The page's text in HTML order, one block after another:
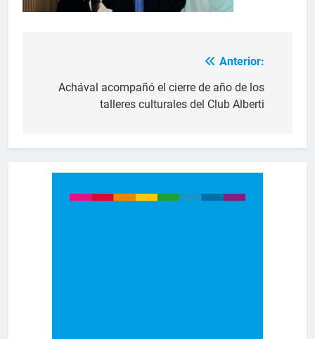
Anterior:
Achával acompañó el cierre de año de los
talleres culturales del Club Alberti